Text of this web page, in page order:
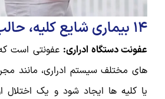
14 بیماری شایع کلیه، حالب و مثانه
عفونت دستگاه ادراری: عفونتی است
های مختلف سیستم ادراری، مانند
یا کلیه ها ایجاد شود و یک اختلال